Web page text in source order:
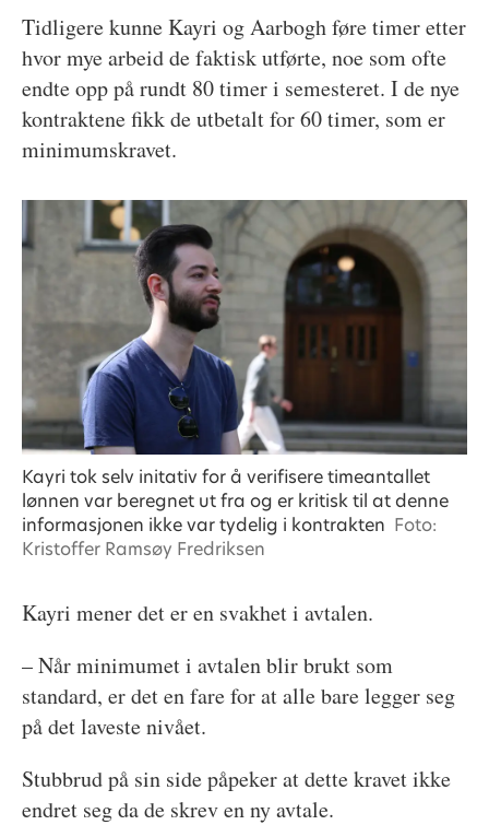
Tidligere kunne Kayri og Aarbogh føre timer etter
hvor mye arbeid de faktisk utførte, noe som ofte
endte opp på rundt 80 timer i semesteret. I de nye
kontraktene fikk de utbetalt for 60 timer, som er
minimumskravet.
Kayri tok selv initativ for å verifisere timeantallet
lønnen var beregnet ut fra og er kritisk til at denne
informasjonen ikke var tydelig i kontrakten Foto:
Kristoffer Ramsøy Fredriksen
Kayri mener det er en svakhet i avtalen.
– Når minimumet i avtalen blir brukt som
standard, er det en fare for at alle bare legger seg
på det laveste nivået.
Stubbrud på sin side påpeker at dette kravet ikke
endret seg da de skrev en ny avtale.